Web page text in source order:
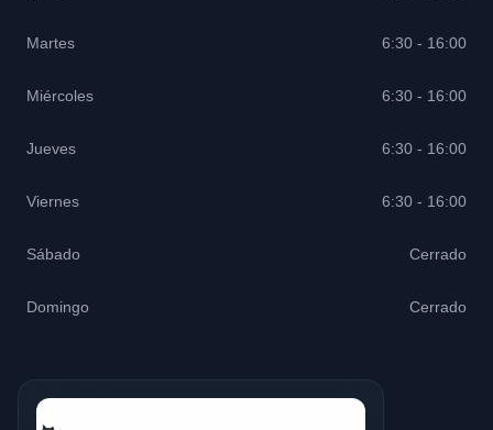
Martes 6:30 - 16:00
Miércoles 6:30 - 16:00
Jueves 6:30 - 16:00
Viernes 6:30 - 16:00
Sábado Cerrado
Domingo Cerrado